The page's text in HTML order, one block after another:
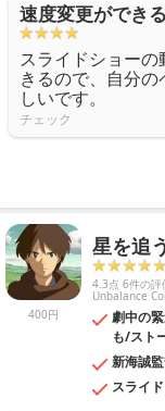
速度変更ができる
スライドショー
きるので、自分
しいです。
チェック
400円
星を追
4.3点 6件の評
Unbalance
劇中の
も/スト
新海誠
スライ